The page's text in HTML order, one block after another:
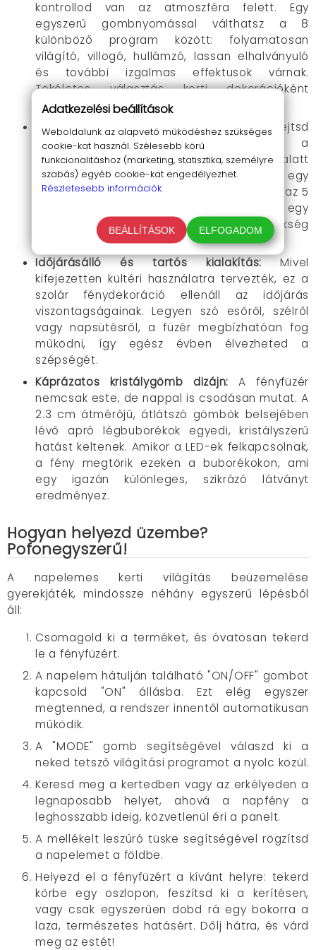
kontrollod van az atmoszféra felett. Egy
egyszerű gombnyomással válthatsz a 8
különböző program között: folyamatosan
világító, villogó, hullámzó, lassan elhalványuló
és további izgalmas effektusok várnak.
Tökéletes választás kerti dekorációként
ünnepekre és hétköznapokra egyaránt.
Kábelmentes, pofonegyszerű telepítés:Felejtsd
el a fúrást, a hosszabbítókat és a
villanyszerelőt! A telepítés percek alatt
megvan. Csak szúrd le a napelem tartóját egy
napos helyre a kertedben, majd helyezd el az 5
méteres fényfüzért a kerítésen, a korláton, egy
bokron vagy a teraszod körül. Nincs szükség
semmilyen szaktudásra vagy szerszámra.
Időjárásálló és tartós kialakítás:Mivel
kifejezetten kültéri használatra tervezték, ez a
szolár fénydekoráció ellenáll az időjárás
viszontagságainak. Legyen szó esőről, szélről
vagy napsütésről, a füzér megbízhatóan fog
működni, így egész évben élvezheted a
szépségét.
Káprázatos kristálygömb dizájn: A fényfüzér
nemcsak este, de nappal is csodásan mutat. A
2.3 cm átmérőjű, átlátszó gömbök belsejében
lévő apró légbuborékok egyedi, kristályszerű
hatást keltenek. Amikor a LED-ek felkapcsolnak,
a fény megtörik ezeken a buborékokon, ami
egy igazán különleges, szikrázó látványt
eredményez.
Hogyan helyezd üzembe?
Pofonegyszerű!
A napelemes kerti világítás beüzemelése
gyerekjáték, mindössze néhány egyszerű lépésből
áll:
Csomagold ki a terméket, és óvatosan tekerd
le a fényfüzért.
A napelem hátulján található "ON/OFF" gombot
kapcsold "ON" állásba. Ezt elég egyszer
megtenned, a rendszer innentől automatikusan
működik.
A "MODE" gomb segítségével válaszd ki a
neked tetsző világítási programot a nyolc közül.
Keresd meg a kertedben vagy az erkélyeden a
legnaposabb helyet, ahová a napfény a
leghosszabb ideig, közvetlenül éri a panelt.
A mellékelt leszúró tüske segítségével rögzítsd
a napelemet a földbe.
Helyezd el a fényfüzért a kívánt helyre: tekerd
körbe egy oszlopon, feszítsd ki a kerítésen,
vagy csak egyszerűen dobd rá egy bokorra a
laza, természetes hatásért. Dőlj hátra, és várd
meg az estét!
Adatkezelési beállítások
Weboldalunk az alapvető működéshez szükséges
cookie-kat használ. Szélesebb körű
funkcionalitáshoz (marketing, statisztika, személyre
szabás) egyéb cookie-kat engedélyezhet.
Részletesebb információk.
BEÁLLÍTÁSOK ELFOGADOM